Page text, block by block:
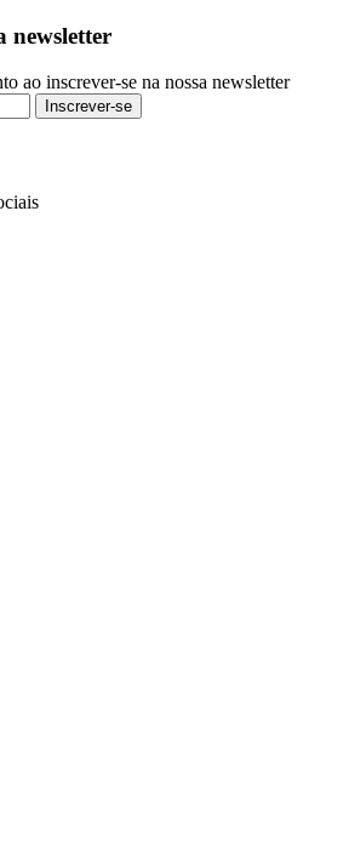
newsletter
ao inscrever-se na nossa newsletter
Inscrever-se